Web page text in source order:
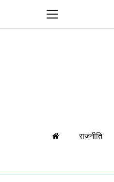
राजनीति